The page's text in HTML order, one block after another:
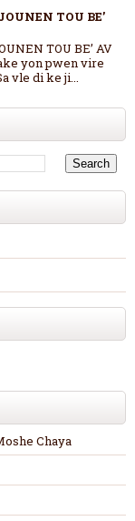
TOU BE’
TOU BE’ AV
vle di ke ji...
Chaya